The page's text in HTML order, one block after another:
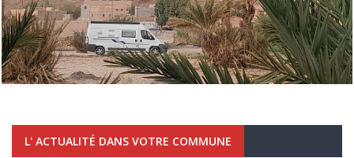
L' ACTUALITÉ DANS VOTRE COMMUNE